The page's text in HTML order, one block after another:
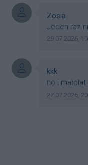
zagorzali
Autor
Zosia
Treść
Jeden raz
Data
29.07.2026,
Autor
kkk
Treść
no i
Data dodania
27.07.2026,